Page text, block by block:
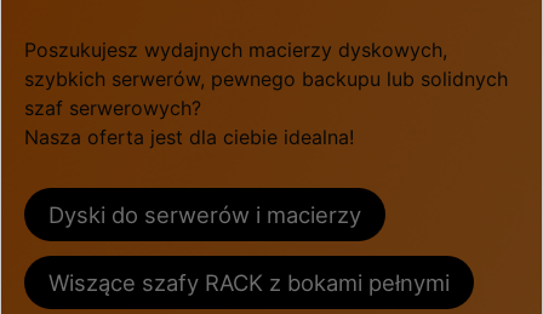
Poszukujesz wydajnych macierzy dyskowych,
szybkich serwerów, pewnego backupu lub solidnych
szaf serwerowych?
Nasza oferta jest dla ciebie idealna!
Dyski do serwerów i macierzy
Wiszące szafy RACK z bokami pełnymi